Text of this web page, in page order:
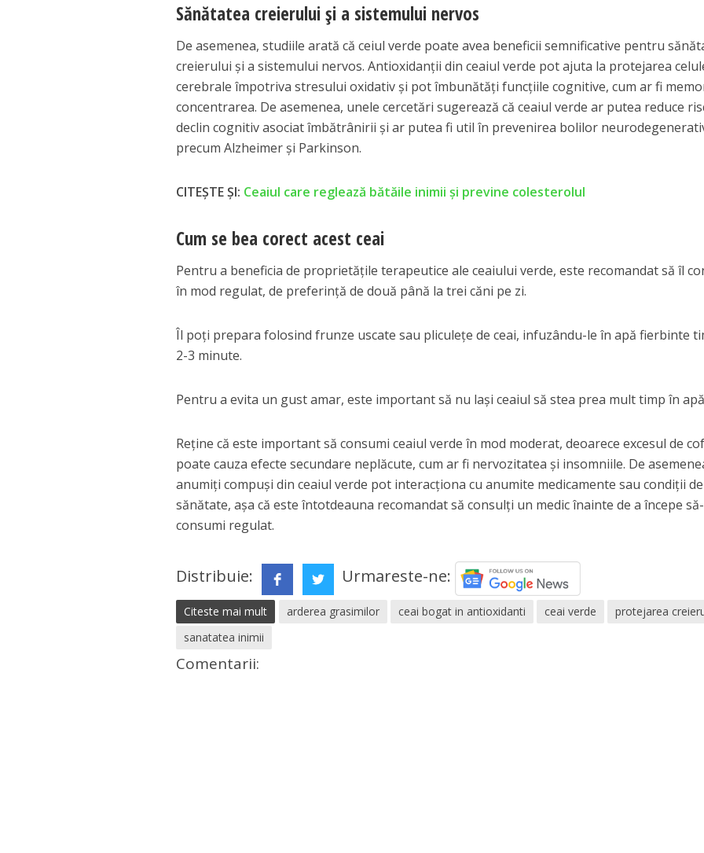
Sănătatea creierului și a sistemului nervos
De asemenea, studiile arată că ceiul verde poate avea beneficii semnificative pentru
creierului și a sistemului nervos. Antioxidanții din ceaiul verde pot ajuta la protejarea
cerebrale împotriva stresului oxidativ și pot îmbunătăți funcțiile cognitive, cum ar fi
concentrarea. De asemenea, unele cercetări sugerează că ceaiul verde ar putea reduce
declin cognitiv asociat îmbătrânirii și ar putea fi util în prevenirea bolilor
precum Alzheimer și Parkinson.
CITEȘTE ȘI: Ceaiul care reglează bătăile inimii și previne colesterolul
Cum se bea corect acest ceai
Pentru a beneficia de proprietățile terapeutice ale ceaiului verde, este recomandat să îl
în mod regulat, de preferință de două până la trei căni pe zi.
Îl poți prepara folosind frunze uscate sau pliculețe de ceai, infuzându-le în apă fierbinte
2-3 minute.
Pentru a evita un gust amar, este important să nu lași ceaiul să stea prea mult timp în
Reține că este important să consumi ceaiul verde în mod moderat, deoarece excesul de
poate cauza efecte secundare neplăcute, cum ar fi nervozitatea și insomniile. De
anumiți compuși din ceaiul verde pot interacționa cu anumite medicamente sau condiții de
sănătate, așa că este întotdeauna recomandat să consulți un medic înainte de a începe
consumi regulat.
Distribuie: Urmareste-ne:
Citeste mai mult arderea grasimilor ceai bogat in antioxidanti ceai verde
protejarea
sanatatea inimii
Comentarii: